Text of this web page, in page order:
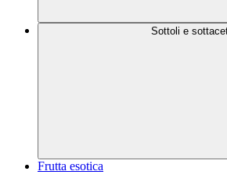
Sottoli e
Frutta esotica